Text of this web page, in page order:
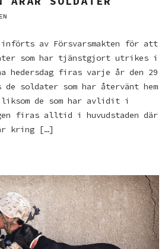
införts av Försvarsmakten för att
som har tjänstgjort utrikes i
hedersdag firas varje år den 29
de soldater som har återvänt hem
de som har avlidit i
firas alltid i huvudstaden där
kring […]